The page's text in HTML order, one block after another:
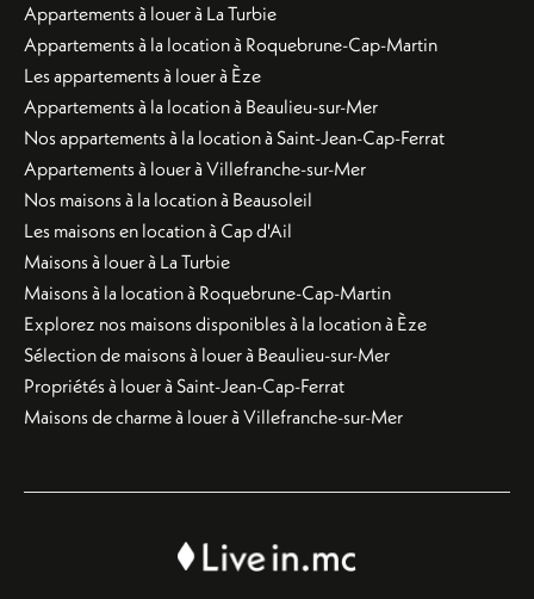
Appartements à louer à La Turbie
Appartements à la location à Roquebrune-Cap-Martin
Les appartements à louer à Èze
Appartements à la location à Beaulieu-sur-Mer
Nos appartements à la location à Saint-Jean-Cap-Ferrat
Appartements à louer à Villefranche-sur-Mer
Nos maisons à la location à Beausoleil
Les maisons en location à Cap d'Ail
Maisons à louer à La Turbie
Maisons à la location à Roquebrune-Cap-Martin
Explorez nos maisons disponibles à la location à Èze
Sélection de maisons à louer à Beaulieu-sur-Mer
Propriétés à louer à Saint-Jean-Cap-Ferrat
Maisons de charme à louer à Villefranche-sur-Mer